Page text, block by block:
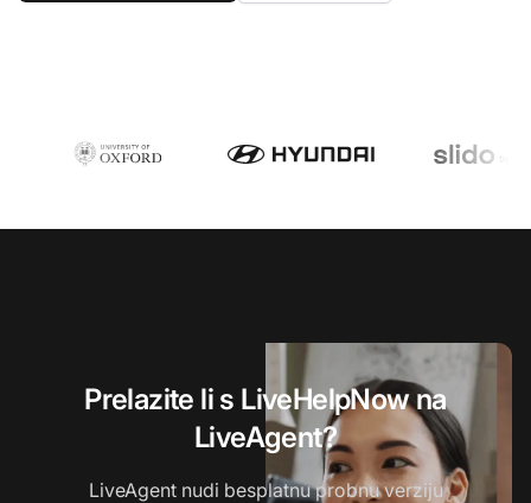
Prelazite li s LiveHelpNow na
LiveAgent?
LiveAgent nudi besplatnu probnu verziju